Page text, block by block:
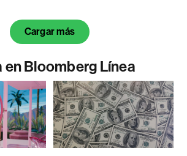
Cargar más
en Bloomberg Línea